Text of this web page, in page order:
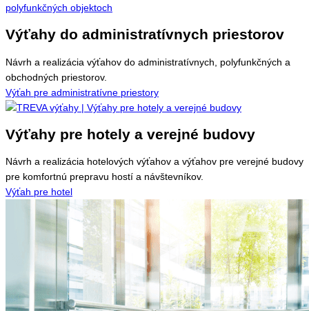
Výťahy do administratívnych priestorov
Návrh a realizácia výťahov do administratívnych, polyfunkčných a
obchodných priestorov.
Výťah pre administratívne priestory
Výťahy pre hotely a verejné budovy
Návrh a realizácia hotelových výťahov a výťahov pre verejné budovy
pre komfortnú prepravu hostí a návštevníkov.
Výťah pre hotel